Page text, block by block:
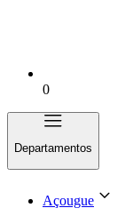
0
Departamentos
Açougue